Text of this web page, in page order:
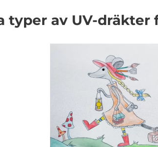
typer av UV-dräkter